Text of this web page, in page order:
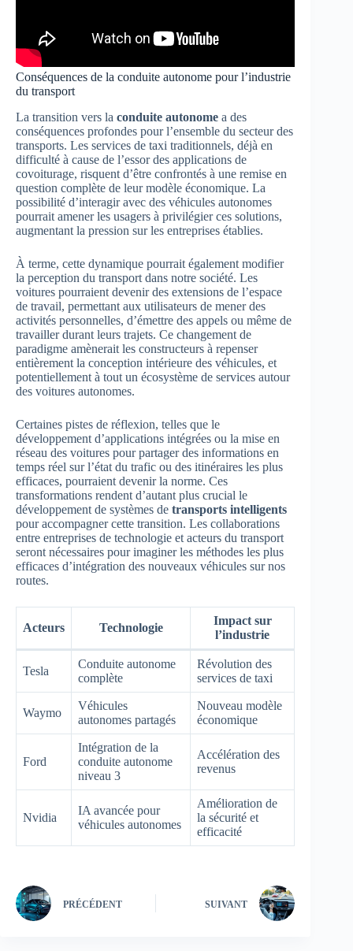
Conséquences de la conduite autonome pour l’industrie
du transport
La transition vers la conduite autonome a des
conséquences profondes pour l’ensemble du secteur des
transports. Les services de taxi traditionnels, déjà en
difficulté à cause de l’essor des applications de
covoiturage, risquent d’être confrontés à une remise en
question complète de leur modèle économique. La
possibilité d’interagir avec des véhicules autonomes
pourrait amener les usagers à privilégier ces solutions,
augmentant la pression sur les entreprises établies.
À terme, cette dynamique pourrait également modifier
la perception du transport dans notre société. Les
voitures pourraient devenir des extensions de l’espace
de travail, permettant aux utilisateurs de mener des
activités personnelles, d’émettre des appels ou même de
travailler durant leurs trajets. Ce changement de
paradigme amènerait les constructeurs à repenser
entièrement la conception intérieure des véhicules, et
potentiellement à tout un écosystème de services autour
des voitures autonomes.
Certaines pistes de réflexion, telles que le
développement d’applications intégrées ou la mise en
réseau des voitures pour partager des informations en
temps réel sur l’état du trafic ou des itinéraires les plus
efficaces, pourraient devenir la norme. Ces
transformations rendent d’autant plus crucial le
développement de systèmes de transports intelligents
pour accompagner cette transition. Les collaborations
entre entreprises de technologie et acteurs du transport
seront nécessaires pour imaginer les méthodes les plus
efficaces d’intégration des nouveaux véhicules sur nos
routes.
Acteurs Technologie
Impact sur
l’industrie
Tesla
Conduite autonome
complète
Révolution des
services de taxi
Waymo
Véhicules
autonomes partagés
Nouveau modèle
économique
Ford
Intégration de la
conduite autonome
niveau 3
Accélération des
revenus
Nvidia
IA avancée pour
véhicules autonomes
Amélioration de
la sécurité et
efficacité
PRÉCÉDENT SUIVANT